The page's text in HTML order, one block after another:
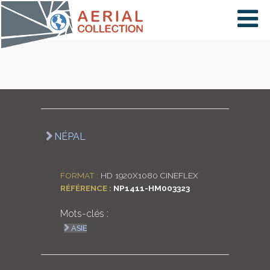
×
NÉPAL
FORMAT : HD 1920X1080 CINEFLEX
RÉFÉRENCE : NP1411-HM003323
Mots-clés :
ASIE